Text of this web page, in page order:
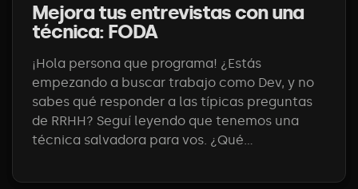
Mejora tus entrevistas con una
técnica: FODA
¡Hola persona que programa! ¿Estás
empezando a buscar trabajo como Dev, y no
sabes qué responder a las típicas preguntas
de RRHH? Seguí leyendo que tenemos una
técnica salvadora para vos. ¿Qué...